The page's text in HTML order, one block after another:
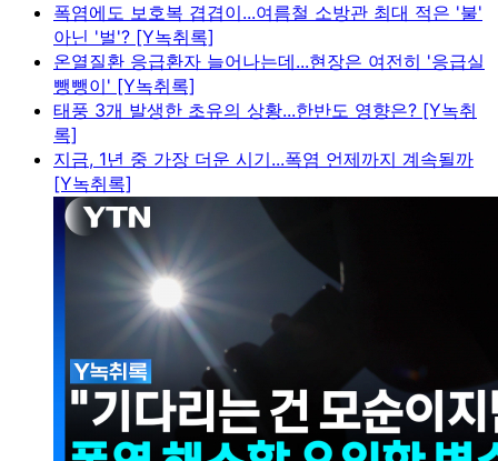
폭염에도 보호복 겹겹이...여름철 소방관 최대 적은 '불'
아닌 '벌'? [Y녹취록]
온열질환 응급환자 늘어나는데...현장은 여전히 '응급실
뺑뺑이' [Y녹취록]
태풍 3개 발생한 초유의 상황...한반도 영향은? [Y녹취
록]
지금, 1년 중 가장 더운 시기...폭염 언제까지 계속될까
[Y녹취록]